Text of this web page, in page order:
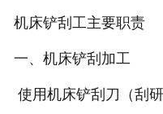
机床铲刮工主要职责
一、机床铲刮加工
使用机床铲刮刀（刮